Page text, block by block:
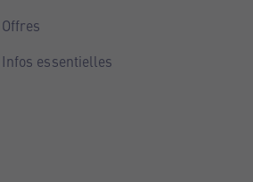
Offres
Infos essentielles